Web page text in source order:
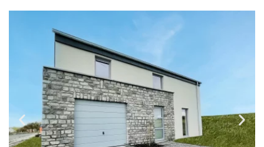
WOLKRANGE
à partir de 355.000€
3 1
+ D'INFORMATIONS SUR CE BIEN